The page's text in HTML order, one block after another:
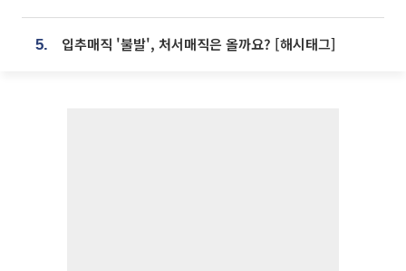
5. 입추매직 '불발', 처서매직은 올까요? [해시태그]